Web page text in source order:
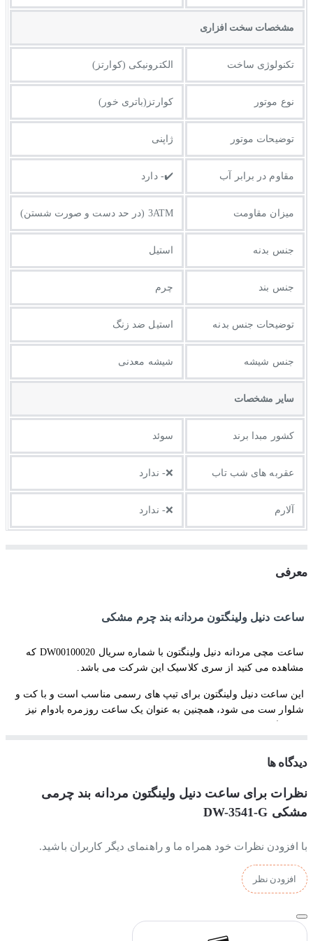
مشخصات سخت افزاری
تکنولوژی ساخت الکترونیکی (کوارتز)
نوع موتور کوارتز(باتری خور)
توضیحات موتور ژاپنی
مقاوم در برابر آب ✔️- دارد
میزان مقاومت 3ATM (در حد دست و صورت شستن)
جنس بدنه استیل
جنس بند چرم
توضيحات جنس بدنه استیل ضد زنگ
جنس شیشه شیشه معدنی
ساير مشخصات
کشور مبدا برند سوئد
عقربه های شب تاب ❌- ندارد
آلارم ❌- ندارد
معرفی
ساعت دنیل ولینگتون مردانه بند چرم مشکی
ساعت مچی مردانه دنیل ولینگتون با شماره سریال DW00100020 که
مشاهده می کنید از سری کلاسیک این شرکت می باشد.
این ساعت دنیل ولینگتون برای تیپ های رسمی مناسب است و با کت و
شلوار ست می شود، همچنین به عنوان یک ساعت روزمره بادوام نیز
جنس بند و بدنه ساعت مچی مردانه دنیل ولینگتون DW-3541-G:
جنس بدنه این ساعت از استیل ضدزنگ عیار بالا ساخته شده و بخاطر
دارد و با شستشو و استفاده مداوم تغییر رنگ نمی دهد. همچنین جنس بند
این ساعت دنیل ولینگتون مردانه از چرم بادوام تولید شده است.
موتور ساعت مچی مردانه دنیل ولینگتونDW-3541-G:
دیدگاه ها
نظرات برای ساعت دنیل ولینگتون مردانه بند چرمی
مشکی DW-3541-G
با افزودن نظرات خود همراه ما و راهنمای دیگر کاربران باشید.
افزودن نظر